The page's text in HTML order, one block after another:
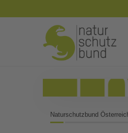
Naturschutzbund